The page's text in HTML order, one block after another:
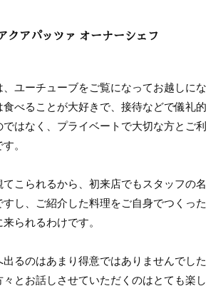
クアパッツァ オーナーシェフ
ユーチューブをご覧になってお越しにな
べることが大好きで、接待などで儀礼的
はなく、プライベートで大切な方とご利
。
こられるから、初来店でもスタッフの名
し、ご紹介した料理をご自身でつくった
られるわけです。
るのはあまり得意ではありませんでした
とお話しさせていただくのはとても楽し